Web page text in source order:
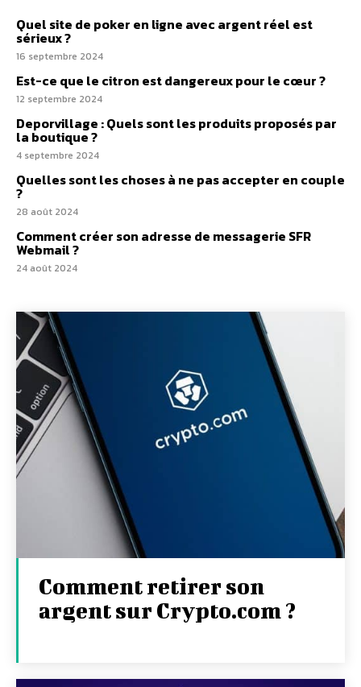
Quel site de poker en ligne avec argent réel est
sérieux ?
16 septembre 2024
Est-ce que le citron est dangereux pour le cœur ?
12 septembre 2024
Deporvillage : Quels sont les produits proposés par
la boutique ?
4 septembre 2024
Quelles sont les choses à ne pas accepter en couple
?
28 août 2024
Comment créer son adresse de messagerie SFR
Webmail ?
24 août 2024
Comment retirer son
argent sur Crypto.com ?